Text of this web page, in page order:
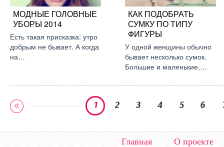
МОДНЫЕ ГОЛОВНЫЕ
УБОРЫ 2014
Есть такая присказка: утро
добрым не бывает. А когда
на…
КАК ПОДОБРАТЬ
СУМКУ ПО ТИПУ
ФИГУРЫ
У одной женщины обычно
бывает несколько сумок.
Большие и маленькие,…
1 2 3 4 5 6
Главная О проекте